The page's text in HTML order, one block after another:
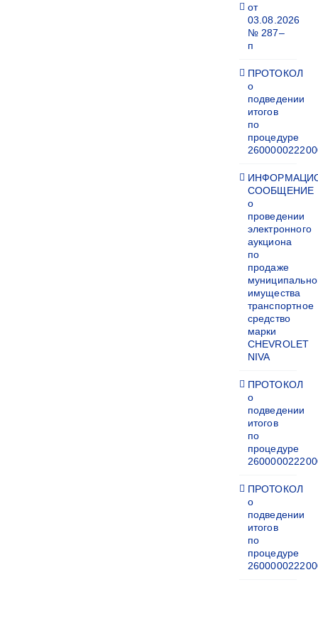
от
03.08.2026
№ 287–
п
ПРОТОКОЛ
о
подведении
итогов
по
процедуре
СООБЩЕНИЕ
о
проведении
электронного
аукциона
по
продаже
имущества
транспортное
средство
марки
CHEVROLET
NIVA
ПРОТОКОЛ
о
подведении
итогов
по
процедуре
ПРОТОКОЛ
о
подведении
итогов
по
процедуре